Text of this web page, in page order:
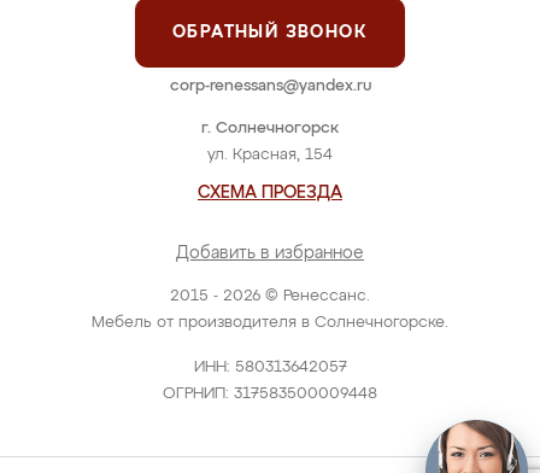
2015 - 2026 © Ренессанс.
Мебель от производителя в Солнечногорске.
ИНН: 580313642057
ОГРНИП: 317583500009448
г. Солнечногорск
ул. Красная, 154
СХЕМА ПРОЕЗДА
Добавить в избранное
ОБРАТНЫЙ ЗВОНОК
corp-renessans@yandex.ru